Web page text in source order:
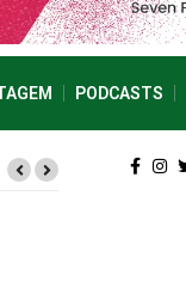
PODCASTS